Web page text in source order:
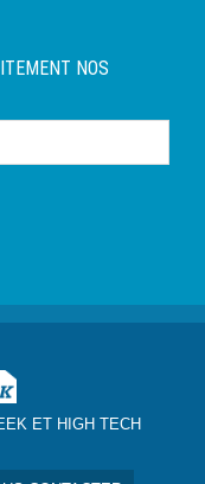
NOS
ET HIGH TECH